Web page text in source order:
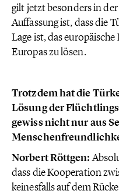
gilt jetzt besonders in
Auffassung ist, dass die
Lage ist, das
Europas zu lösen.
Trotzdem hat die
Lösung der
gewiss nicht nur aus
Norbert Röttgen:
dass die Kooperation
keinesfalls auf dem